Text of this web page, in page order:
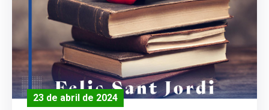
23 de abril de 2024